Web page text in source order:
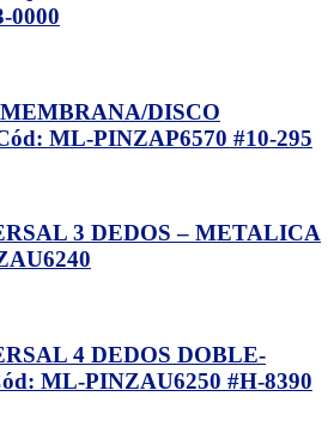
0000
DISCO
ML-PINZAP6570 #10-295
3 DEDOS – METALICA
4 DEDOS DOBLE-
ML-PINZAU6250 #H-8390